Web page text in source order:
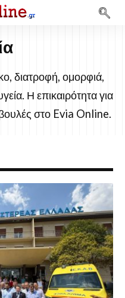
διατροφή, ομορφιά,
Η επικαιρότητα για
στο Evia Online.